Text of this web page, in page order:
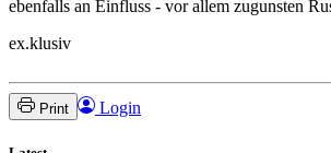
ebenfalls an Einfluss - vor allem zugunsten
ex.klusiv
Print Login